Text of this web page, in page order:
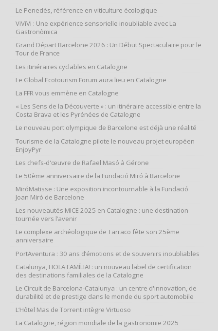
Le Penedès, référence en viticulture écologique
ViViVi : Une expérience sensorielle inoubliable avec La
Gastronòmica
Grand Départ Barcelone 2026 : Un Début Spectaculaire pour le
Tour de France
Les itinéraires cyclables en Catalogne
Le Global Ecotourism Forum aura lieu en Catalogne
La FFR vous emmène en Catalogne
« Les Sens de la Découverte » : un itinéraire accessible entre la
Costa Brava et les Pyrénées de Catalogne
Le nouveau port olympique de Barcelone est déjà une réalité
Tourisme de la Catalogne pilote le nouveau projet européen
EnjoyPyr
Les chefs-d'œuvre de Rafael Masó à Gérone
Le 50ème anniversaire de la Fundació Miró à Barcelone
MiróMatisse : Une exposition incontournable à la Fundació
Joan Miró de Barcelone
Les nouveautés MICE 2025 en Catalogne : une destination
tournée vers l’avenir
Le complexe archéologique de Tarraco fête son 25ème
anniversaire
PortAventura : 30 ans d’émotions et de souvenirs inoubliables
Catalunya, HOLA FAMÍLIA! : un nouveau label de certification
des destinations familiales de la Catalogne
Le Circuit de Barcelona-Catalunya : un centre d'innovation, de
durabilité et de prestige dans le monde du sport automobile
L’Hôtel Mas de Torrent intègre Virtuoso
La Catalogne, région mondiale de la gastronomie 2025